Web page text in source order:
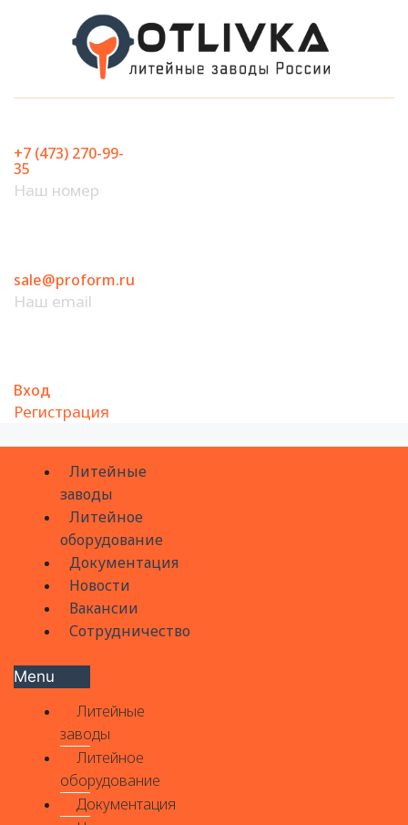
содержимому
+7 (473) 270-99-
35
Наш номер
sale@proform.ru
Наш email
Вход
Регистрация
Литейные
заводы
Литейное
оборудование
Документация
Новости
Вакансии
Сотрудничество
Menu
Литейные
заводы
Литейное
оборудование
Документация